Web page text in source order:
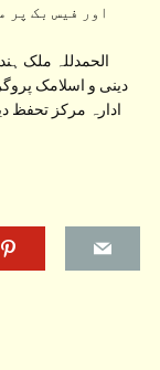
اور فیس بک پر
الحمدللہ ملک
دینی و اسلامک
ادارہ مرکز تحفظ